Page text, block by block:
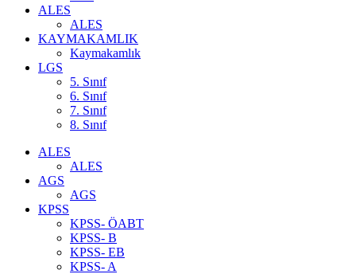
ALES
ALES
KAYMAKAMLIK
Kaymakamlık
LGS
5. Sınıf
6. Sınıf
7. Sınıf
8. Sınıf
ALES
ALES
AGS
AGS
KPSS
KPSS- ÖABT
KPSS- B
KPSS- EB
KPSS- A